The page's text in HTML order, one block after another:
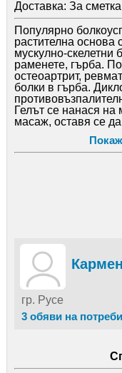
Доставка: За
Популярно
растителна основа
мускулно-скелетни
раменете, гърба.
остеоартрит,
болки в гърба.
Гелът се нанася на
масаж, оставя се
повтаря дневно 3 -
Тубата е 75 грама.
Кармен
гр. Русе
3 обяви на